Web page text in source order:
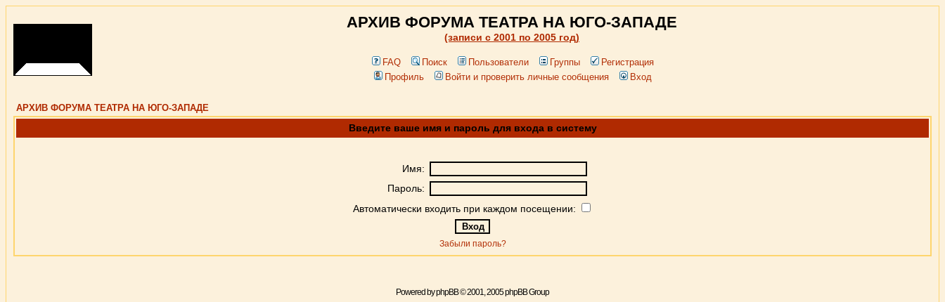
АРХИВ ФОРУМА ТЕАТРА НА ЮГО-ЗАПАДЕ
(записи c 2001 по 2005 год)
FAQ Поиск Пользователи Группы
Регистрация
Профиль
Войти и проверить личные сообщения Вход
АРХИВ ФОРУМА ТЕАТРА НА ЮГО-ЗАПАДЕ
Введите ваше имя и пароль для входа в систему
Имя:
Пароль:
Автоматически входить при каждом посещении:
Забыли пароль?
Powered byphpBB© 2001, 2005 phpBB Group